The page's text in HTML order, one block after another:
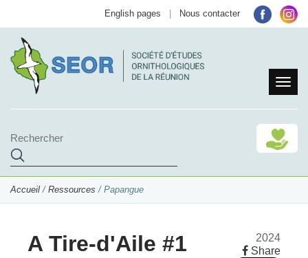
English pages Nous contacter
Accueil / Ressources / Papangue
2024
Share
A Tire-d'Aile #1